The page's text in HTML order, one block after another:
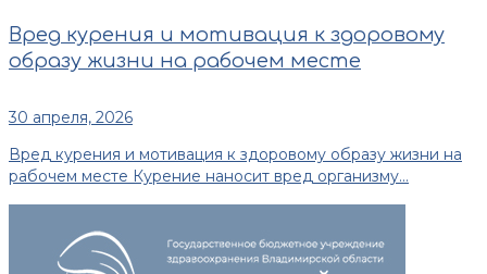
Вред курения и мотивация к здоровому
образу жизни на рабочем месте
30 апреля, 2026
Вред курения и мотивация к здоровому образу жизни на
рабочем месте Курение наносит вред организму...